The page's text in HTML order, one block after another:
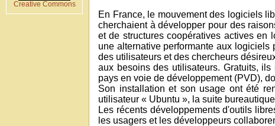
Creative Commons
En France, le mouvement des logiciels
cherchaient à développer pour des
et de structures coopératives actives
une alternative performante aux
des utilisateurs et des chercheurs
aux besoins des utilisateurs. Gratuits,
pays en voie de développement (PVD),
Son installation et son usage ont été
utilisateur « Ubuntu », la suite
Les récents développements d'outils
les usagers et les développeurs